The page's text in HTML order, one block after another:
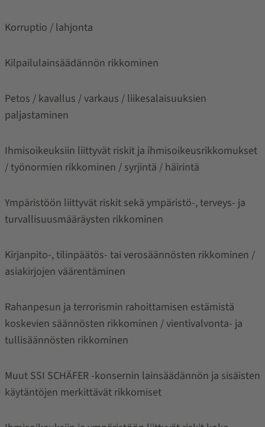
Korruptio / lahjonta
Kilpailulainsäädännön rikkominen
Petos / kavallus / varkaus / liikesalaisuuksien
paljastaminen
Ihmisoikeuksiin liittyvät riskit ja ihmisoikeusrikkomukset
/ työnormien rikkominen / syrjintä / häirintä
Ympäristöön liittyvät riskit sekä ympäristö-, terveys- ja
turvallisuusmääräysten rikkominen
Kirjanpito-, tilinpäätös- tai verosäännösten rikkominen /
asiakirjojen väärentäminen
Rahanpesun ja terrorismin rahoittamisen estämistä
koskevien säännösten rikkominen / vientivalvonta- ja
tullisäännösten rikkominen
Muut SSI SCHÄFER -konsernin lainsäädännön ja sisäisten
käytäntöjen merkittävät rikkomiset